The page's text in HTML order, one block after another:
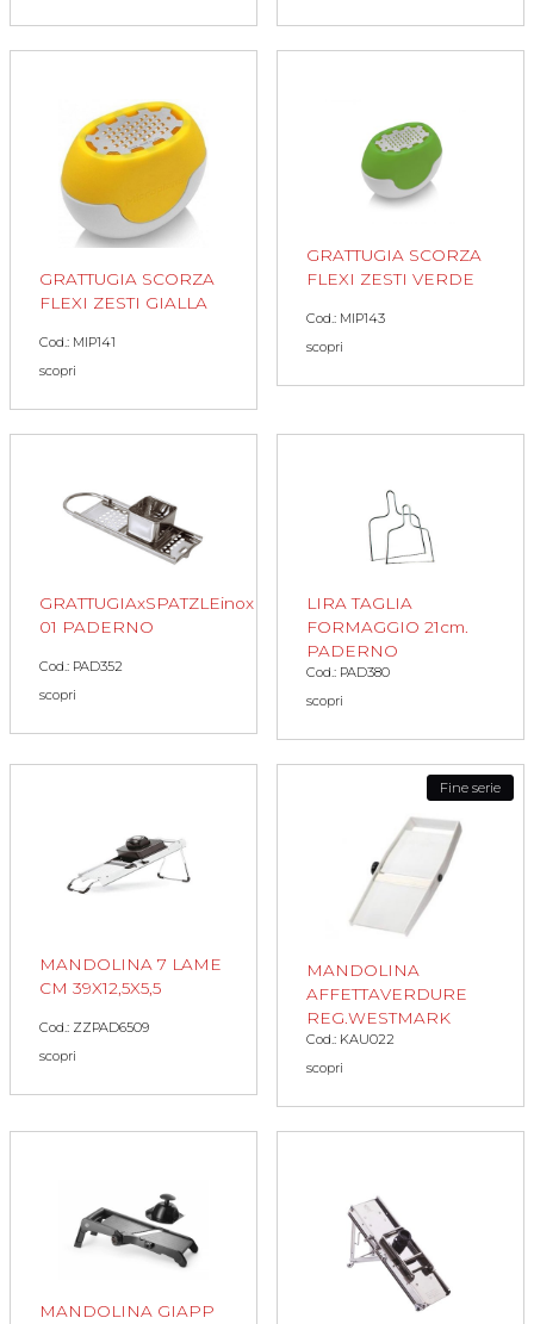
GRATTUGIA SCORZA
FLEXI ZESTI GIALLA
Cod.: MIP141
scopri
GRATTUGIA SCORZA
FLEXI ZESTI VERDE
Cod.: MIP143
scopri
GRATTUGIAxSPATZLEinox
01 PADERNO
Cod.: PAD352
scopri
LIRA TAGLIA
FORMAGGIO 21cm.
PADERNO
Cod.: PAD380
scopri
MANDOLINA 7 LAME
CM 39X12,5X5,5
Cod.: ZZPAD6509
scopri
Fine serie
MANDOLINA
AFFETTAVERDURE
REG.WESTMARK
Cod.: KAU022
scopri
MANDOLINA GIAPP